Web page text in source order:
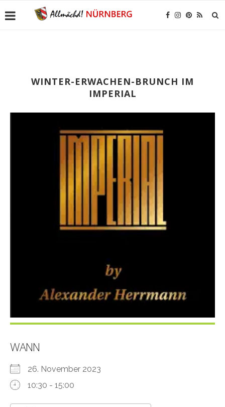
WINTER-ERWACHEN-BRUNCH IM
IMPERIAL
WANN
26. November 2023
10:30 - 15:00